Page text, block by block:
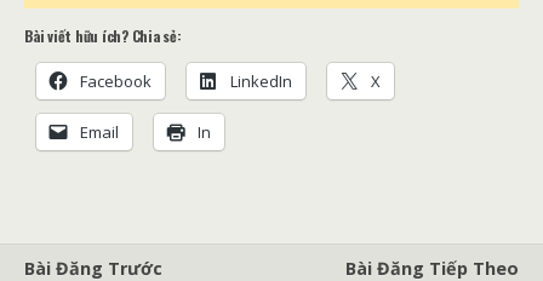
Bài viết hữu ích? Chia sẻ:
Facebook LinkedIn X
Email In
Bài Đăng Trước
Bài Đăng Tiếp Theo